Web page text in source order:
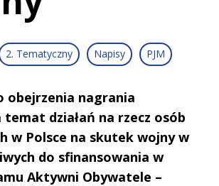
2. Tematyczny Napisy PJM
obejrzenia nagrania
działań na rzecz osób
w Polsce na skutek wojny w
do sfinansowania w
Aktywni Obywatele –